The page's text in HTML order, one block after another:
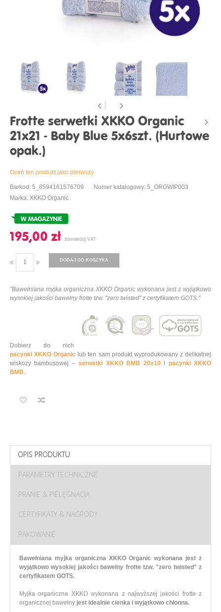
Frotte serwetki XKKO Organic
21x21 - Baby Blue 5x6szt. (Hurtowe
opak.)
Oceń ten produkt jako pierwszy
Barkod: 5_8594161576709
Numer katalogowy: 5_ORGWIP003
Marka: XKKO Organic
195,00 ‎zł
DODAJ DO KOSZYKA
"Bawełniana myjka organiczna XKKO Organic wykonana jest z wyjątkowo
wysokiej jakości bawełny frotte tzw. "zero twisted" z certyfikatem GOTS."
Dobierz do nich
pacynki XKKO Organic lub ten sam produkt wyprodukowany z delikatnej
wiskozy bambusowej –serwetki XKKO BMB 20x10i pacynki XKKO
BMB.
OPIS PRODUKTU
PARAMETRY TECHNICZNE
PRANIE & PIELĘGNACJA
CERTYFIKATY & NAGRODY
PAKOWANIE
Bawełniana myjka organiczna XKKO Organic wykonana jest z
wyjątkowo wysokiej jakości bawełny frotte tzw. "zero twisted" z
certyfikatem GOTS.
Myjka organiczna XKKO wykonana z najwyższej jakości frotte z
organicznej bawełny jest idealnie cienka i wyjątkowo chłonna.